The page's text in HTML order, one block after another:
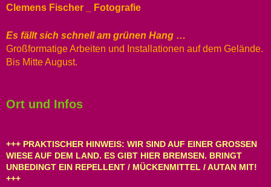
Clemens Fischer _ Fotografie
Es fällt sich schnell am grünen Hang …
Großformatige Arbeiten und Installationen auf dem Gelände.
Bis Mitte August.
Ort und Infos
+++ PRAKTISCHER HINWEIS: WIR SIND AUF EINER GROSSEN W
IESE AUF DEM LAND. ES GIBT HIER BREMSEN. BRINGT U
NBEDINGT EIN REPELLENT / MÜCKENMITTEL / AUTAN MIT! +
++